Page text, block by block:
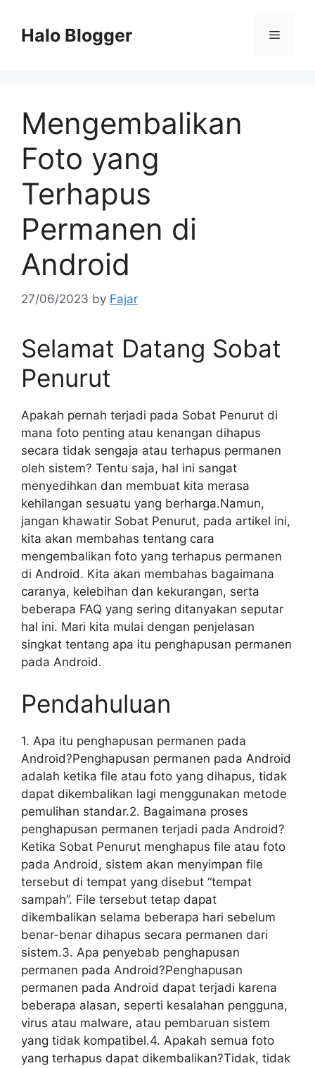
contentHalo Blogger Menu
Mengembalikan
Foto yang
Terhapus
Permanen di
Android
27/06/2023 by Fajar
Selamat Datang Sobat
Penurut
Apakah pernah terjadi pada Sobat Penurut di
mana foto penting atau kenangan dihapus
secara tidak sengaja atau terhapus permanen
oleh sistem? Tentu saja, hal ini sangat
menyedihkan dan membuat kita merasa
kehilangan sesuatu yang berharga.Namun,
jangan khawatir Sobat Penurut, pada artikel ini,
kita akan membahas tentang cara
mengembalikan foto yang terhapus permanen
di Android. Kita akan membahas bagaimana
caranya, kelebihan dan kekurangan, serta
beberapa FAQ yang sering ditanyakan seputar
hal ini. Mari kita mulai dengan penjelasan
singkat tentang apa itu penghapusan permanen
pada Android.
Pendahuluan
1. Apa itu penghapusan permanen pada
Android?Penghapusan permanen pada Android
adalah ketika file atau foto yang dihapus, tidak
dapat dikembalikan lagi menggunakan metode
pemulihan standar.2. Bagaimana proses
penghapusan permanen terjadi pada Android?
Ketika Sobat Penurut menghapus file atau foto
pada Android, sistem akan menyimpan file
tersebut di tempat yang disebut “tempat
sampah”. File tersebut tetap dapat
dikembalikan selama beberapa hari sebelum
benar-benar dihapus secara permanen dari
sistem.3. Apa penyebab penghapusan
permanen pada Android?Penghapusan
permanen pada Android dapat terjadi karena
beberapa alasan, seperti kesalahan pengguna,
virus atau malware, atau pembaruan sistem
yang tidak kompatibel.4. Apakah semua foto
yang terhapus dapat dikembalikan?Tidak, tidak